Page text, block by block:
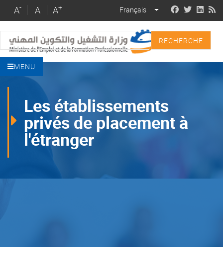
content
A- A A+ Français LIST ADDITIONAL
Recherche
MENU
Les établissements
privés de placement à
l'étranger